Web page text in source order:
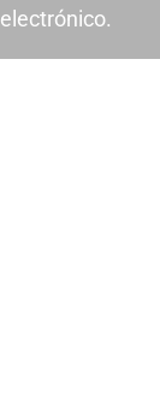
electrónico.